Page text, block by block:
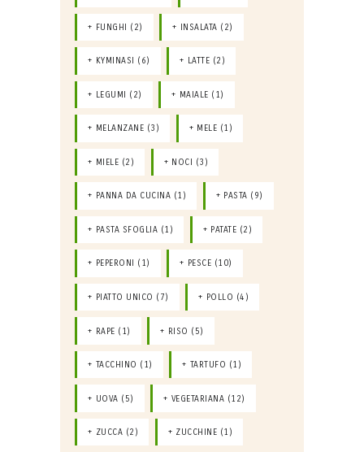
FUNGHI (2) INSALATA (2)
KYMINASI (6) LATTE (2)
LEGUMI (2) MAIALE (1)
MELANZANE (3) MELE (1)
MIELE (2) NOCI (3)
PANNA DA CUCINA (1) PASTA (9)
PASTA SFOGLIA (1) PATATE (2)
PEPERONI (1) PESCE (10)
PIATTO UNICO (7) POLLO (4)
RAPE (1) RISO (5)
TACCHINO (1) TARTUFO (1)
UOVA (5) VEGETARIANA (12)
ZUCCA (2) ZUCCHINE (1)